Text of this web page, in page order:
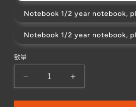
Notebook 1/2 year notebook,
Notebook 1/2 year notebook,
數量
[NEW
ARRIVAL]
Notebook
[NEW
ARRIVAL]
Notebook